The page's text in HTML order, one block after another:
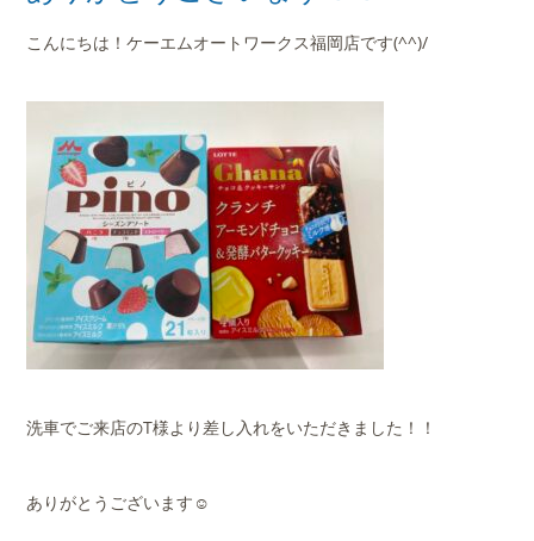
会社概要
こんにちは！ケーエムオートワークス福岡店です(^^)/
洗車でご来店のT様より差し入れをいただきました！！
ありがとうございます☺